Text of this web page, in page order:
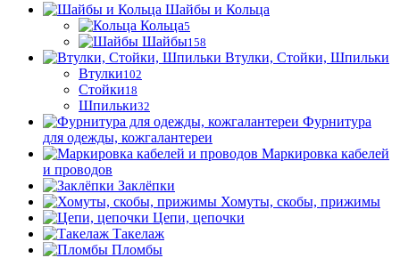
Шайбы и Кольца
Кольца5
Шайбы158
Втулки, Стойки, Шпильки
Втулки102
Стойки18
Шпильки32
Фурнитура
для одежды, кожгалантереи
Маркировка кабелей
и проводов
Заклёпки
Хомуты, скобы, прижимы
Цепи, цепочки
Такелаж
Пломбы